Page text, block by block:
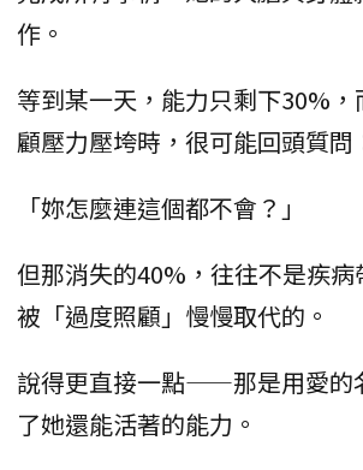
作。
等到某一天，能力只剩下30%，
顧壓力壓垮時，很可能回頭質問
「妳怎麼連這個都不會？」
但那消失的40%，往往不是疾病
被「過度照顧」慢慢取代的。
說得更直接一點——那是用愛的
了她還能活著的能力。